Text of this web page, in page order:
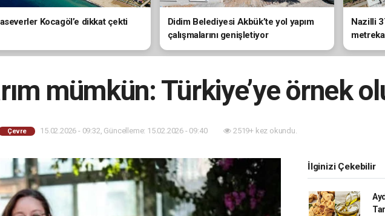
Kocagöl’e dikkat çekti
Didim Belediyesi Akbük’te yol yapım
çalışmalarını genişletiyor
Nazilli
mümkün: Türkiye’ye örnek
Çevre 15.02.2026 - 09:32, Güncelleme: 15.02.2026 - 09:40 2519+ kez okundu.
İlginizi Çekebilir